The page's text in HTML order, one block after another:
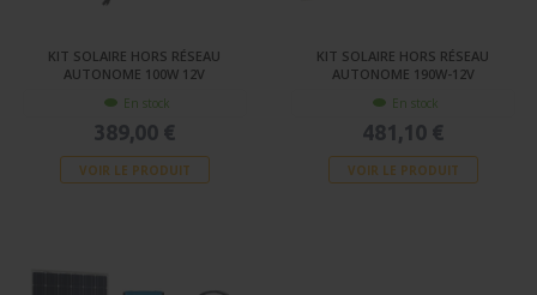
KIT SOLAIRE HORS RÉSEAU
AUTONOME 100W 12V
En stock
389,00 €
VOIR LE PRODUIT
KIT SOLAIRE HORS RÉSEAU
AUTONOME 190W-12V
En stock
481,10 €
VOIR LE PRODUIT